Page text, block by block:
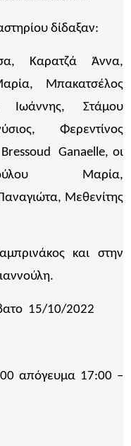
δίδαξαν:
Καρατζά Άννα,
Μπακατσέλος
Ιωάννης, Στάμου
Φερεντίνος
Ganaelle, οι
Μαρία,
Μεθενίτης
και στην
15/10/2022
απόγευμα 17:00 –